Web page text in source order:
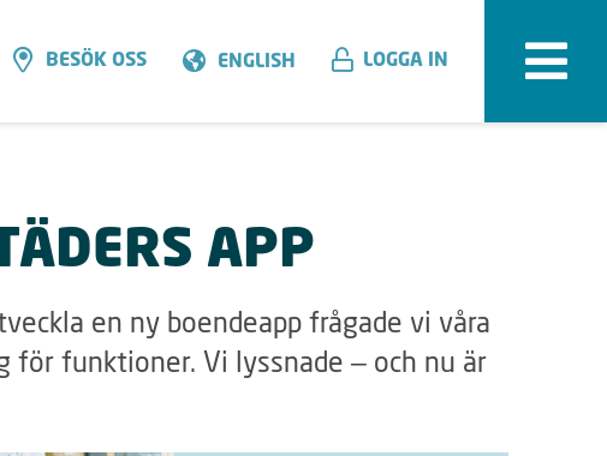
BESÖK OSS ENGLISH LOGGA IN
APP
en ny boendeapp frågade vi våra
för funktioner. Vi lyssnade – och nu är